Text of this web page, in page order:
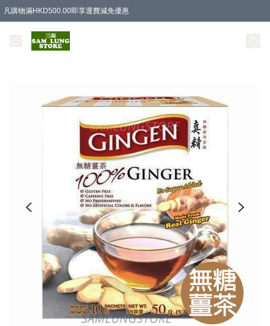
凡購物滿HKD500.00即享運費減免優惠